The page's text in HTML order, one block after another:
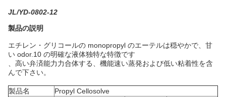
JL/YD-0802-12
製品の説明
エチレン・グリコールの monopropyl のエーテルは穏やかで、甘
い odor.10 の明確な液体独特な特徴です
、高い弁済能力力合体する、機能速い蒸発および低い粘着性を含
んで下さい。
製品名
Propyl Cellosolve